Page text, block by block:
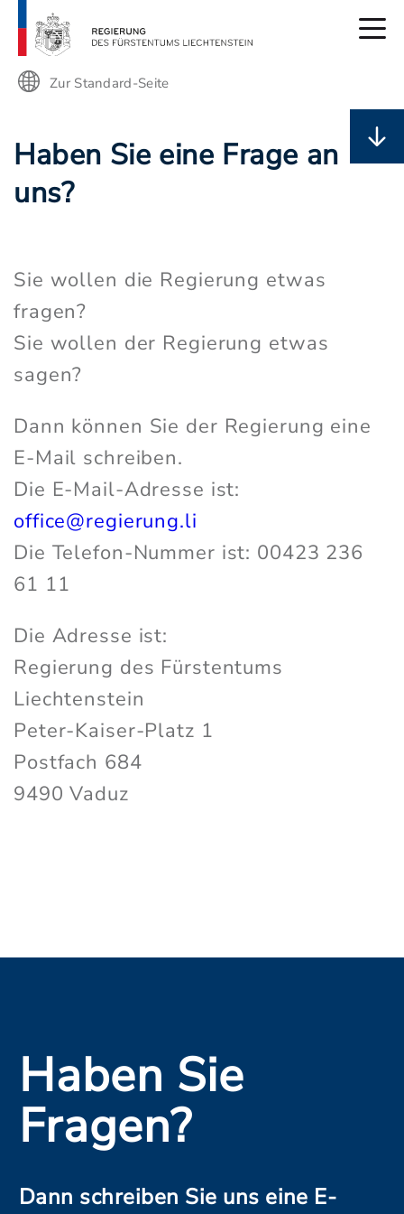
Zur Standard-Seite
Haben Sie eine Frage an
uns?
Sie wollen die Regierung etwas
fragen?
Sie wollen der Regierung etwas
sagen?
Dann können Sie der Regierung eine
E-Mail schreiben.
Die E-Mail-Adresse ist:
office@regierung.li
Die Telefon-Nummer ist: 00423 236
61 11
Die Adresse ist:
Regierung des Fürstentums
Liechtenstein
Peter-Kaiser-Platz 1
Postfach 684
9490 Vaduz
Haben Sie
Fragen?
Dann schreiben Sie uns eine E-